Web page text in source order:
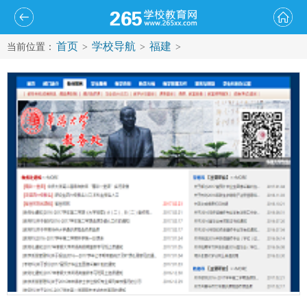
当前位置： 首页 > 学校导航 > 福建 >